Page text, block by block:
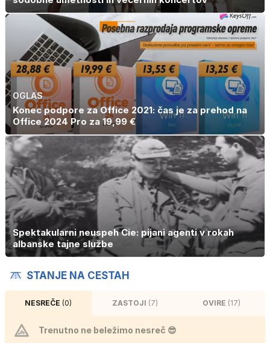
OGLAS
Konec podpore za Office 2021: čas je za prehod na
Office 2024 Pro za 19,99 €
Spektakularni neuspeh Cie: pijani agenti v rokah
albanske tajne službe
STANJE NA CESTAH
NESREČE (0) ZASTOJI (7) OVIRE (17)
Trenutno ne beležimo nesreč 😎